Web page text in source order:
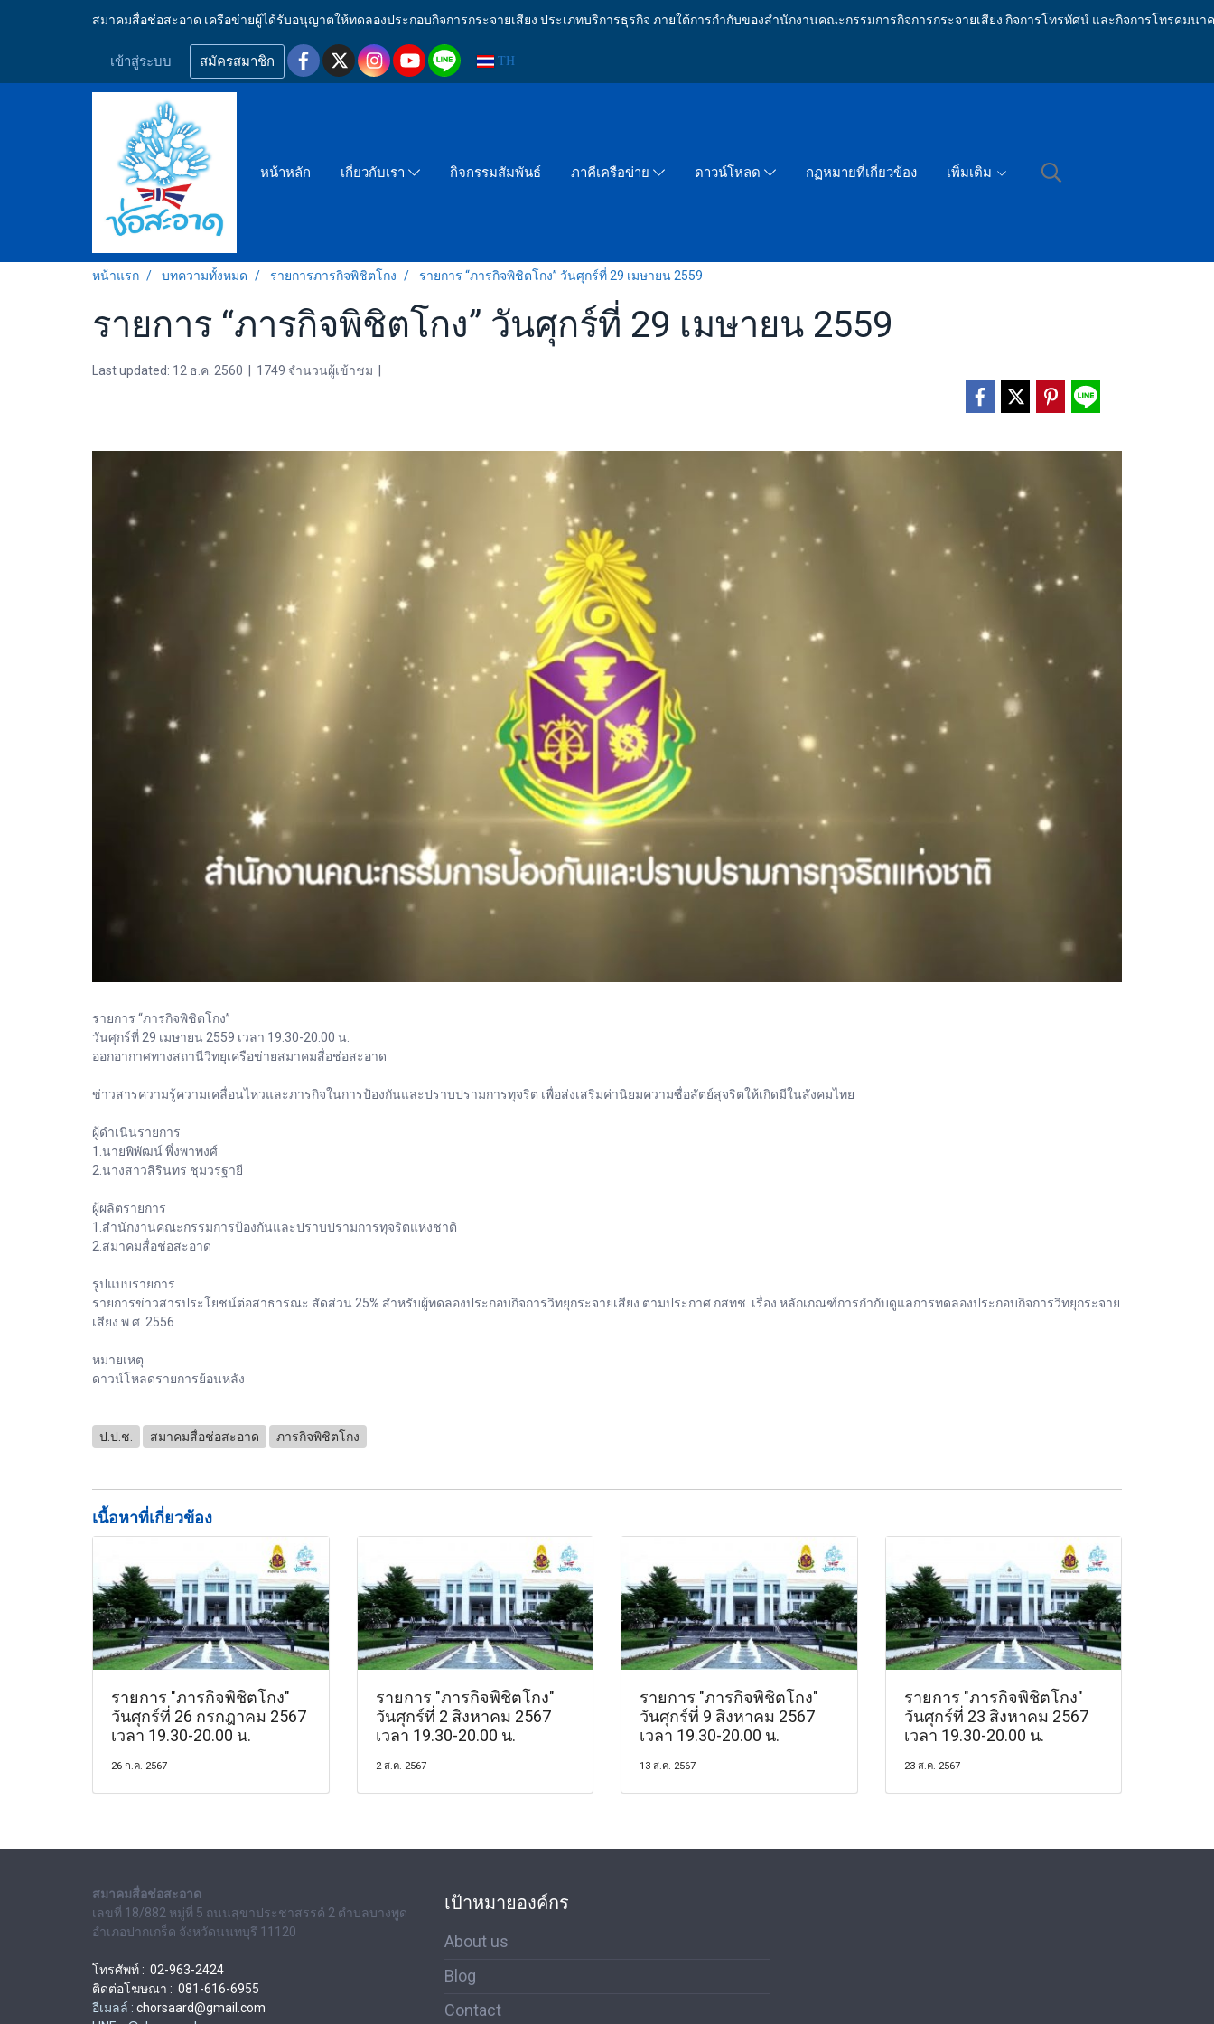
สมาคมสื่อช่อสะอาด เครือข่ายผู้ได้รับอนุญาตให้ทดลองประกอบกิจการกระจายเสียง ประเภทบริการธุรกิจ ภายใต้การกำกับของสำนักงานคณะกรรมการกิจการกระจายเสียง กิจการโทรทัศน์ และกิจการโทรคมนา
เข้าสู่ระบบ สมัครสมาชิก TH
หน้าหลัก เกี่ยวกับเรา กิจกรรมสัมพันธ์ ภาคีเครือข่าย ดาวน์โหลด กฏหมายที่เกี่ยวข้อง เพิ่มเติม
หน้าแรก บทความทั้งหมด รายการภารกิจพิชิตโกง รายการ “ภารกิจพิชิตโกง” วันศุกร์ที่ 29 เมษายน 2559
รายการ “ภารกิจพิชิตโกง” วันศุกร์ที่ 29 เมษายน 2559
Last updated: 12 ธ.ค. 2560 1749 จำนวนผู้เข้าชม
รายการ “ภารกิจพิชิตโกง”
วันศุกร์ที่ 29 เมษายน 2559 เวลา 19.30-20.00 น.
ออกอากาศทางสถานีวิทยุเครือข่ายสมาคมสื่อช่อสะอาด
ข่าวสารความรู้ความเคลื่อนไหวและภารกิจในการป้องกันและปราบปรามการทุจริต เพื่อส่งเสริมค่านิยมความซื่อสัตย์สุจริตให้เกิดมีในสังคมไทย
ผู้ดำเนินรายการ
1.นายพิพัฒน์ พึ่งพาพงศ์
2.นางสาวสิรินทร ชุมวรฐายี
ผู้ผลิตรายการ
1.สำนักงานคณะกรรมการป้องกันและปราบปรามการทุจริตแห่งชาติ
2.สมาคมสื่อช่อสะอาด
รูปแบบรายการ
รายการข่าวสารประโยชน์ต่อสาธารณะ สัดส่วน 25% สำหรับผู้ทดลองประกอบกิจการวิทยุกระจายเสียง ตามประกาศ กสทช. เรื่อง หลักเกณฑ์การกำกับดูแลการทดลองประกอบกิจการวิทยุกระจาย
เสียง พ.ศ. 2556
หมายเหตุ
ดาวน์โหลดรายการย้อนหลัง
ป.ป.ช. สมาคมสื่อช่อสะอาด ภารกิจพิชิตโกง
เนื้อหาที่เกี่ยวข้อง
รายการ "ภารกิจพิชิตโกง"
วันศุกร์ที่ 26 กรกฎาคม 2567
เวลา 19.30-20.00 น.
26 ก.ค. 2567
รายการ "ภารกิจพิชิตโกง"
วันศุกร์ที่ 2 สิงหาคม 2567
เวลา 19.30-20.00 น.
2 ส.ค. 2567
รายการ "ภารกิจพิชิตโกง"
วันศุกร์ที่ 9 สิงหาคม 2567
เวลา 19.30-20.00 น.
13 ส.ค. 2567
รายการ "ภารกิจพิชิตโกง"
วันศุกร์ที่ 23 สิงหาคม 2567
เวลา 19.30-20.00 น.
23 ส.ค. 2567
สมาคมสื่อช่อสะอาด
เลขที่ 18/882 หมู่ที่ 5 ถนนสุขาประชาสรรค์ 2 ตำบลบางพูด
อำเภอปากเกร็ด จังหวัดนนทบุรี 11120
โทรศัพท์ : 02-963-2424
ติดต่อโฆษณา : 081-616-6955
อีเมลล์ : chorsaard@gmail.com
เป้าหมายองค์กร
About us
Blog
Contact